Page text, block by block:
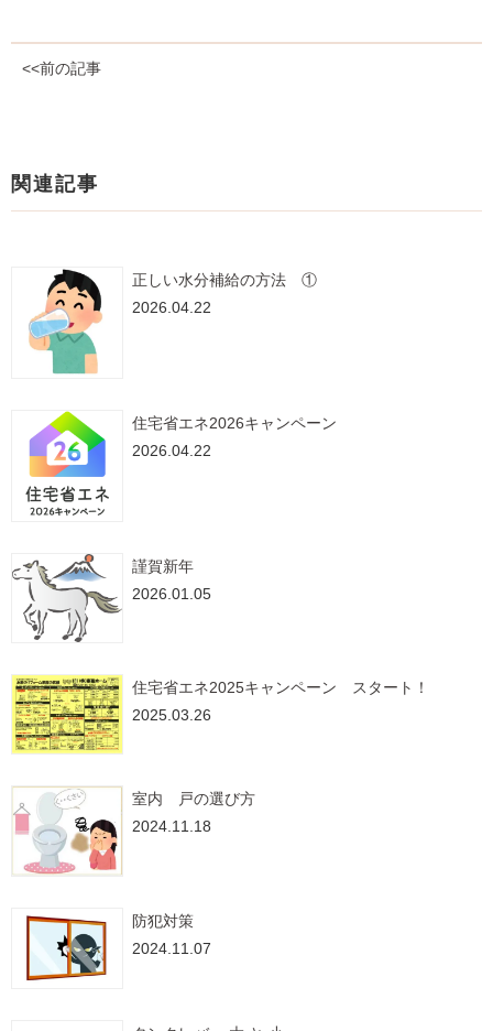
<<前の記事
関連記事
正しい水分補給の方法 ①
2026.04.22
住宅省エネ2026キャンペーン
2026.04.22
謹賀新年
2026.01.05
住宅省エネ2025キャンペーン スタート！
2025.03.26
室内 戸の選び方
2024.11.18
防犯対策
2024.11.07